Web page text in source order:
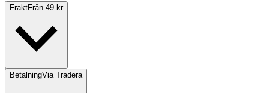
FraktFrån 49 kr
BetalningVia Tradera